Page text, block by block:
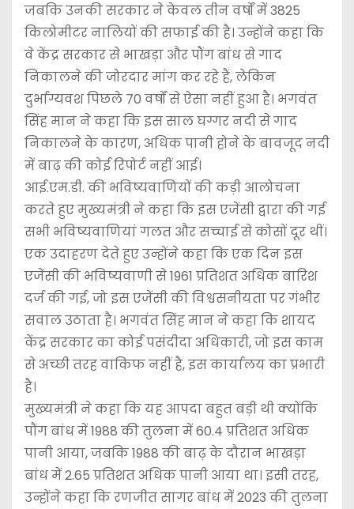
जबकि उनकी सरकार ने केवल तीन वर्षों में 3825
किलोमीटर नालियों की सफाई की है। उन्होंने कहा कि
वे केंद्र सरकार से भाखड़ा और पौंग बांध से गाद
निकालने की जोरदार मांग कर रहे हैं, लेकिन
दुर्भाग्यवश पिछले 70 वर्षों से ऐसा नहीं हुआ है। भगवंत
सिंह मान ने कहा कि इस साल घग्गर नदी से गाद
निकालने के कारण, अधिक पानी होने के बावजूद नदी
में बाढ़ की कोई रिपोर्ट नहीं आई।
आई.एम.डी. की भविष्यवाणियों की कड़ी आलोचना
करते हुए मुख्यमंत्री ने कहा कि इस एजेंसी द्वारा की गई
सभी भविष्यवाणियां गलत और सच्चाई से कोसों दूर थीं।
एक उदाहरण देते हुए उन्होंने कहा कि एक दिन इस
एजेंसी की भविष्यवाणी से 1961 प्रतिशत अधिक बारिश
दर्ज की गई, जो इस एजेंसी की विश्वसनीयता पर गंभीर
सवाल उठाता है। भगवंत सिंह मान ने कहा कि शायद
केंद्र सरकार का कोई पसंदीदा अधिकारी, जो इस काम
से अच्छी तरह वाकिफ नहीं है, इस कार्यालय का प्रभारी
है।
मुख्यमंत्री ने कहा कि यह आपदा बहुत बड़ी थी क्योंकि
पौंग बांध में 1988 की तुलना में 60.4 प्रतिशत अधिक
पानी आया, जबकि 1988 की बाढ़ के दौरान भाखड़ा
बांध में 2.65 प्रतिशत अधिक पानी आया था। इसी तरह,
उन्होंने कहा कि रणजीत सागर बांध में 2023 की तुलना